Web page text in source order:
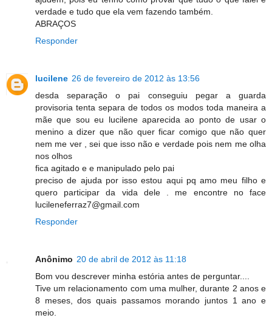
verdade e tudo que ela vem fazendo também.
ABRAÇOS
Responder
lucilene 26 de fevereiro de 2012 às 13:56
desda separação o pai conseguiu pegar a guarda
provisoria tenta separa de todos os modos toda maneira a
mãe que sou eu lucilene aparecida ao ponto de usar o
menino a dizer que não quer ficar comigo que não quer
nem me ver , sei que isso não e verdade pois nem me olha
nos olhos
fica agitado e e manipulado pelo pai
preciso de ajuda por isso estou aqui pq amo meu filho e
quero participar da vida dele . me encontre no face
lucileneferraz7@gmail.com
Responder
Anônimo 20 de abril de 2012 às 11:18
Bom vou descrever minha estória antes de perguntar....
Tive um relacionamento com uma mulher, durante 2 anos e
8 meses, dos quais passamos morando juntos 1 ano e
meio.